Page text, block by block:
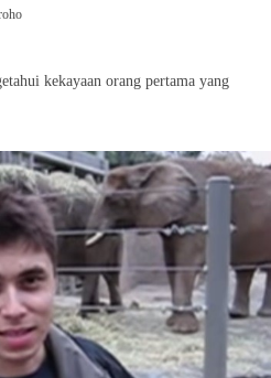
kekayaan orang pertama yang